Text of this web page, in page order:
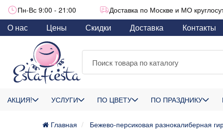
Пн-Вс 9:00 - 21:00 Доставка по Москве и МО
О нас Цены Скидки Доставка Контакты
АКЦИЯ! УСЛУГИ ПО ЦВЕТУ ПО ПРАЗДНИКУ
Главная Бежево-персиковая разнокалиберная